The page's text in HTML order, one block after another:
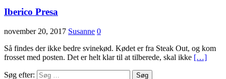
Iberico Presa
november 20, 2017 Susanne 0
Så findes der ikke bedre svinekød. Kødet er fra Steak Out, og kom
frosset med posten. Det er helt klar til at tilberede, skal ikke […]
Søg efter: